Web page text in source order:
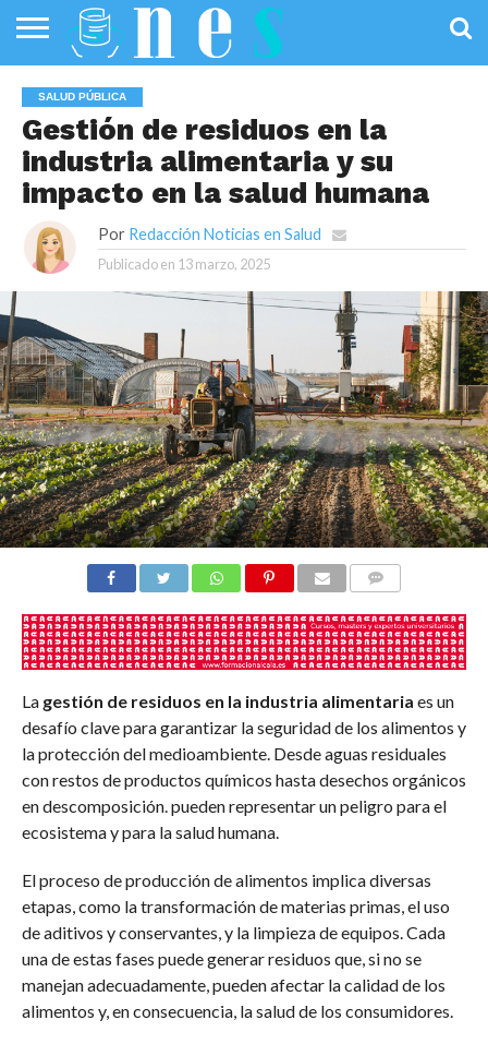
PÚBLICA
SANIDAD
INVESTIGACIÓN
ENTREVISTAS
PROFESIONALES
DE LA SALUD
INFOGRAFÍAS
DE SALUD
OPINIÓN
SALUD PÚBLICA
Gestión de residuos en la
industria alimentaria y su
impacto en la salud humana
Por Redacción Noticias en Salud
Publicado en 13 marzo, 2025
La gestión de residuos en la industria alimentaria es un
desafío clave para garantizar la seguridad de los alimentos y
la protección del medioambiente. Desde aguas residuales
con restos de productos químicos hasta desechos orgánicos
en descomposición. pueden representar un peligro para el
ecosistema y para la salud humana.
El proceso de producción de alimentos implica diversas
etapas, como la transformación de materias primas, el uso
de aditivos y conservantes, y la limpieza de equipos. Cada
una de estas fases puede generar residuos que, si no se
manejan adecuadamente, pueden afectar la calidad de los
alimentos y, en consecuencia, la salud de los consumidores.